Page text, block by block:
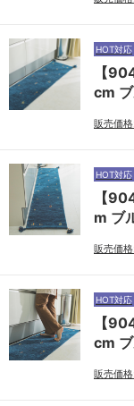
HOT対応
【
cm
販売価格:
HOT対応
【
m ブ
販売価格:
HOT対応
【
cm
販売価格: